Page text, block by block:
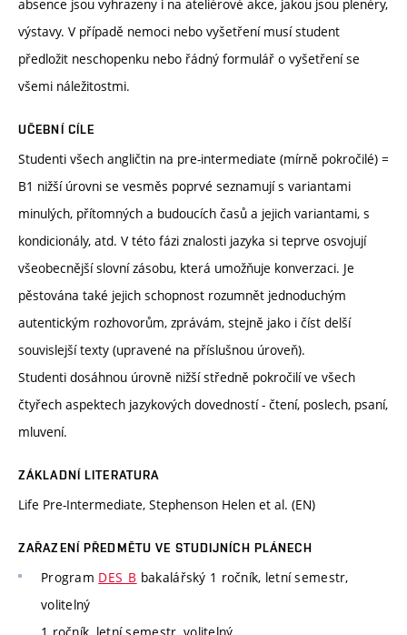
absence jsou vyhrazeny i na ateliérové akce, jakou jsou plenéry,
výstavy. V případě nemoci nebo vyšetření musí student
předložit neschopenku nebo řádný formulář o vyšetření se
všemi náležitostmi.
UČEBNÍ CÍLE
Studenti všech angličtin na pre-intermediate (mírně pokročilé) =
B1 nižší úrovni se vesměs poprvé seznamují s variantami
minulých, přítomných a budoucích časů a jejich variantami, s
kondicionály, atd. V této fázi znalosti jazyka si teprve osvojují
všeobecnější slovní zásobu, která umožňuje konverzaci. Je
pěstována také jejich schopnost rozumnět jednoduchým
autentickým rozhovorům, zprávám, stejně jako i číst delší
souvislejší texty (upravené na příslušnou úroveň).
Studenti dosáhnou úrovně nižší středně pokročilí ve všech
čtyřech aspektech jazykových dovedností - čtení, poslech, psaní,
mluvení.
ZÁKLADNÍ LITERATURA
Life Pre-Intermediate, Stephenson Helen et al. (EN)
ZAŘAZENÍ PŘEDMĚTU VE STUDIJNÍCH PLÁNECH
Program DES_B bakalářský 1 ročník, letní semestr,
volitelný